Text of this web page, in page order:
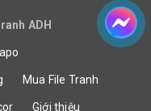
Giới thiệu